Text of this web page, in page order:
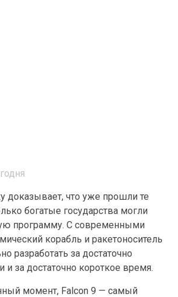
доказывает, что уже прошли те
богатые государства могли
программу. С современными
корабль и ракетоноситель
разработать за достаточно
и за достаточно короткое время.
момент, Falcon 9 — самый